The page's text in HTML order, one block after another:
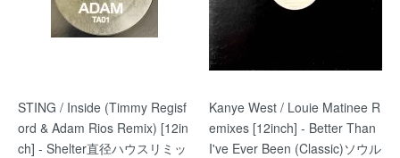
STING / Inside (Timmy Regisf
ord & Adam Rios Remix) [12in
ch] - Shelter直径ハウスリミッ
Kanye West / Louie Matinee R
emixes [12inch] - Better Than
I've Ever Been (Classic)ソウル